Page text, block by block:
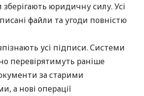
юридичну силу. Усі
файли та угоди повністю
усі підписи. Системи
перевірятимуть раніше
за старими
а нові операції